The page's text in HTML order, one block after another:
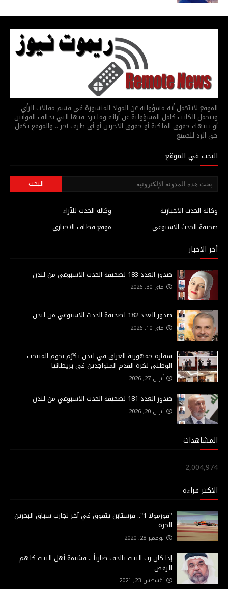
الموقع لايتحمل أية مسؤولية عن المواد المنشورة في قسم مقالات الرأي
ويتحمل الكاتب كامل المسؤولية عن أرائه وما يرد فيها التي تخالف القوانين
أو تنتهك حقوق الملكية أو حقوق الآخرين أو أي طرف آخر .. والموقع يكفل
حق الرد للجميع
البحث في الموقع
وكالة الحدث للآراء
وكالة الحدث الاخبارية
موقع قطاف الاخباري
صحيفة الحدث الاسبوعي
أخر الاخبار
صدور العدد 183 لصحيفة الحدث الاسبوعي من لندن
ماي 30, 2026
صدور العدد 182 لصحيفة الحدث الاسبوعي من لندن
ماي 10, 2026
سفارة جمهورية العراق في لندن تكرّم نجوم المنتخب
الوطني لكرة القدم المتواجدين في بريطانيا
أبريل 27, 2026
صدور العدد 181 لصحيفة الحدث الاسبوعي من لندن
أبريل 20, 2026
المشاهدات
2,004,974
الاكثر قراءة
"فورمولا 1".. فرستابن يتفوق في آخر تجارب سباق البحرين
الحرة
نوفمبر 28, 2020
إذا كان رب البيت بالدف ضارباً .. فشيمة أهل البيت كلهم
الرقص
أغسطس 23, 2021